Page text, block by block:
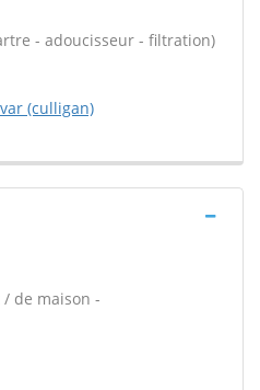
- adoucisseur - filtration)
(culligan)
/ de maison -